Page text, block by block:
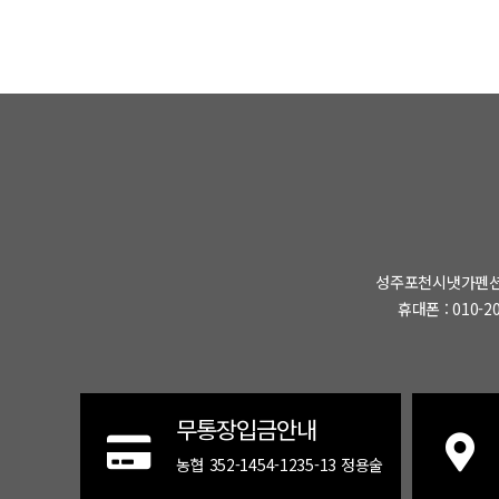
성주포천시냇가펜
휴대폰 : 010-
무통장입금안내
농협 352-1454-1235-13 정용술